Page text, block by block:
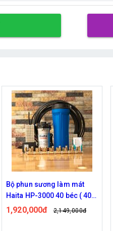
Hệ thống phun sương Haita
HP-3000 30 béc ( 30M dây )
1,770,000đ 2,209,000đ